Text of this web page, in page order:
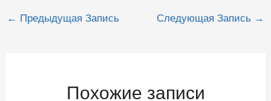
Навигация
← Предыдущая Запись Следующая Запись →
Похожие записи